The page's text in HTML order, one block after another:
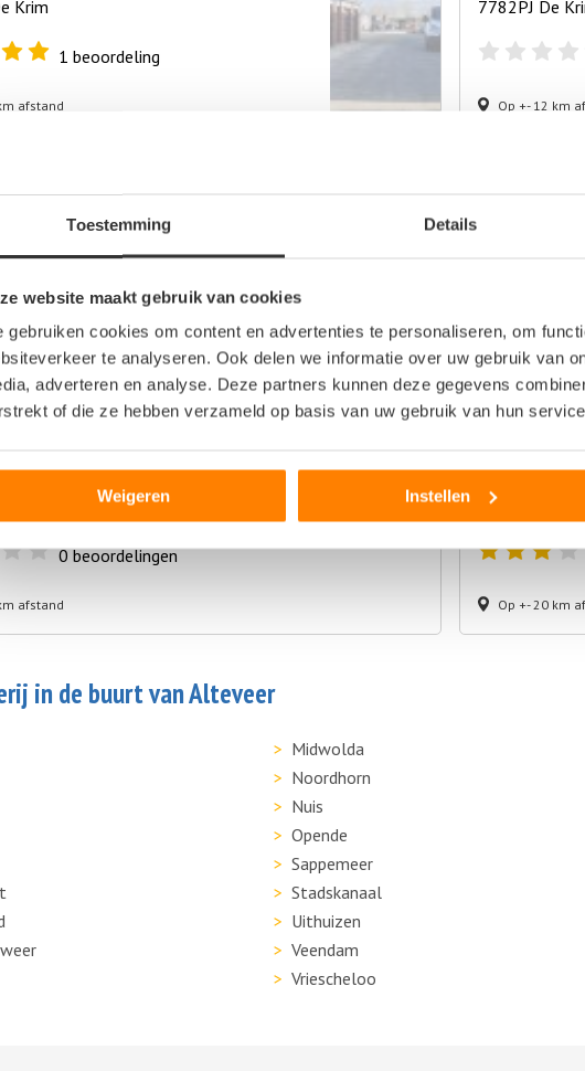
Toestemming Details
website maakt gebruik van cookies
gebruiken cookies om content en advertenties te personaliseren, om
te analyseren. Ook delen we informatie over uw gebruik van
adverteren en analyse. Deze partners kunnen deze gegevens
of die ze hebben verzameld op basis van uw gebruik van hun
Weigeren Instellen
Krim
1 beoordeling
afstand
7782PJ De
Op +- 12 km
van Lente
1H
1beoordeling
afstand Op +- 17 km
1
0beoordelingen
afstand
7691CB
Op +- 20 km
in de buurt van Alteveer
Midwolda
Noordhorn
Nuis
Opende
Sappemeer
Stadskanaal
Uithuizen
Veendam
Vriescheloo